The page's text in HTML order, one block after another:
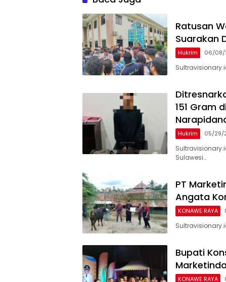
‎Ratusan
Suarakan
Hukrim 06/08/
151 Gram
Hukrim 05/29/
Sulawesi…
PT
Angata
KONAWE RAYA
Bupati
KONAWE RAYA